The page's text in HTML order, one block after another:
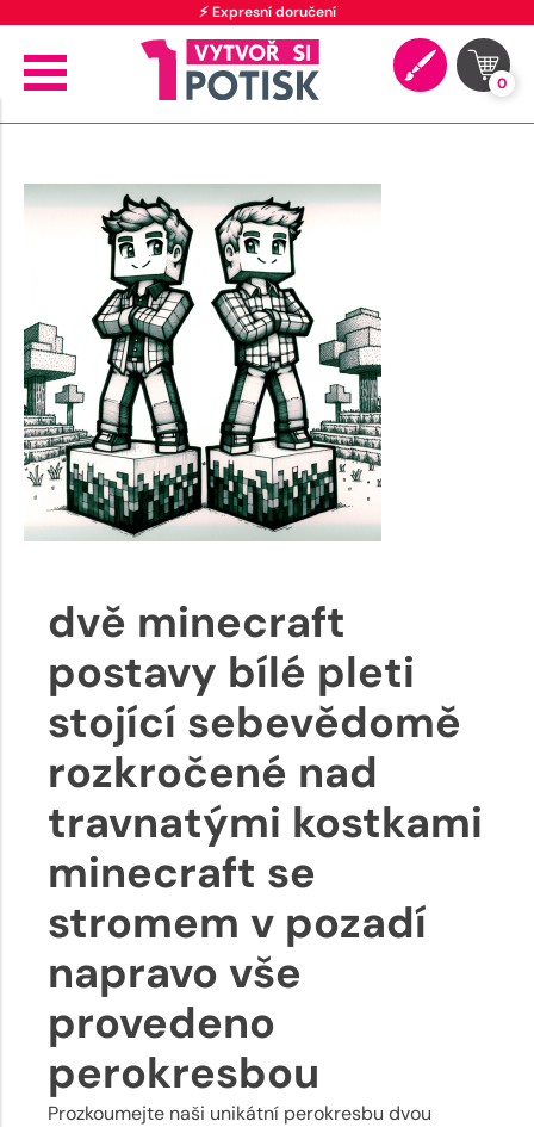
⚡ Expresní doručení
0
dvě minecraft
postavy bílé pleti
stojící sebevědomě
rozkročené nad
travnatými kostkami
minecraft se
stromem v pozadí
napravo vše
provedeno
perokresbou
Prozkoumejte naši unikátní perokresbu dvou